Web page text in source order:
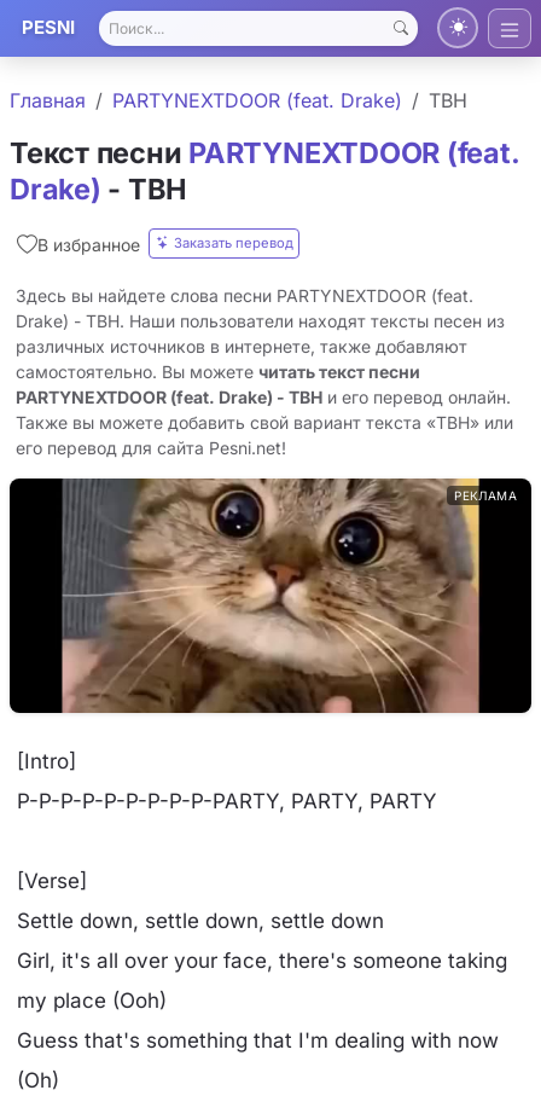
PESNI
Главная PARTYNEXTDOOR (feat. Drake) TBH
Текст песни PARTYNEXTDOOR (feat.
Drake) - TBH
В избранное Заказать перевод
Здесь вы найдете слова песни PARTYNEXTDOOR (feat.
Drake) - TBH. Наши пользователи находят тексты песен из
различных источников в интернете, также добавляют
самостоятельно. Вы можете читать текст песни
PARTYNEXTDOOR (feat. Drake) - TBH и его перевод онлайн.
Также вы можете добавить свой вариант текста «TBH» или
его перевод для сайта Pesni.net!
РЕКЛАМА
[Intro]
P-P-P-P-P-P-P-P-P-PARTY, PARTY, PARTY
[Verse]
Settle down, settle down, settle down
Girl, it's all over your face, there's someone taking
my place (Ooh)
Guess that's something that I'm dealing with now
(Oh)